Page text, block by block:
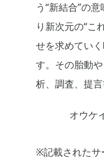
う“新結合”の
り新次元の“こ
せを求めてい
す。その胎動
析、調査、提言
オウケ
※記載されたサ